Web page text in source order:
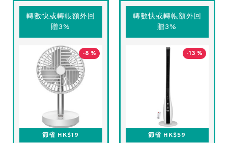
轉數快或轉帳額外回
贈3%
-8 %
節省 HK$19
轉數快或轉帳額外回
贈3%
-13 %
節省 HK$59